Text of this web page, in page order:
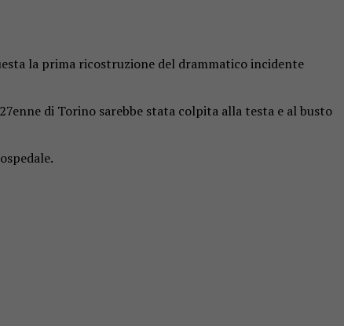
la prima ricostruzione del drammatico incidente
di Torino sarebbe stata colpita alla testa e al busto